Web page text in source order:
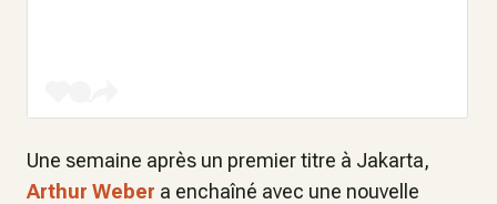
Une semaine après un premier titre à Jakarta,
Arthur Weber a enchaîné avec une nouvelle